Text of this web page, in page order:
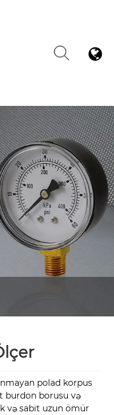
polad korpus
burdon borusu və
və sabit uzun ömür